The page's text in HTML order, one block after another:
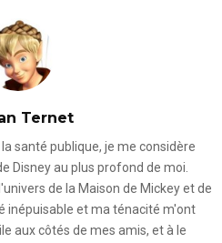
Ternet
santé publique, je me considère
Disney au plus profond de moi.
de la Maison de Mickey et de
inépuisable et ma ténacité m'ont
aux côtés de mes amis, et à le